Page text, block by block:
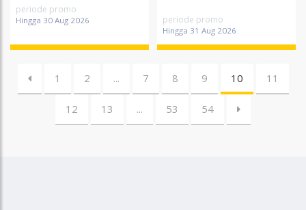
periode promo
Hingga 30 Aug 2026 periode promo
Hingga 31 Aug 2026
1 2 ... 7 8 9 10 11
12 13 ... 53 54